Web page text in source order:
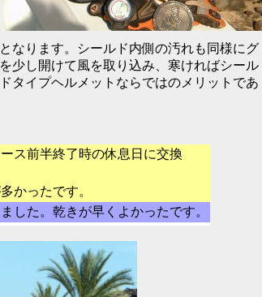
なります。シールド内側の汚れも同様にグ
少し開けて風を取り込み、寒ければシール
タイプヘルメットならではのメリットであ
ス前半終了時の休息日に交換
かったです。
した。乾きが早くよかったです。